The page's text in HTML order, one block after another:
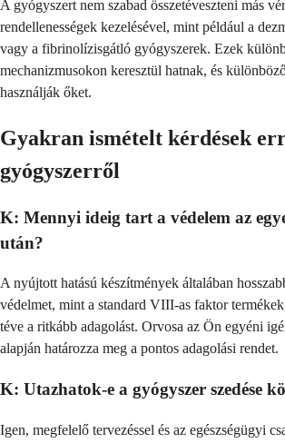
A gyógyszert nem szabad összetéveszteni más
rendellenességek kezelésével, mint például a
vagy a fibrinolízisgátló gyógyszerek. Ezek
mechanizmusokon keresztül hatnak, és
használják őket.
Gyakran ismételt kérdések
gyógyszerről
K: Mennyi ideig tart a védelem az
után?
A nyújtott hatású készítmények általában
védelmet, mint a standard VIII-as faktor
téve a ritkább adagolást. Orvosa az Ön egyéni
alapján határozza meg a pontos adagolási rendet.
K: Utazhatok-e a gyógyszer szedése
Igen, megfelelő tervezéssel és az egészségügyi